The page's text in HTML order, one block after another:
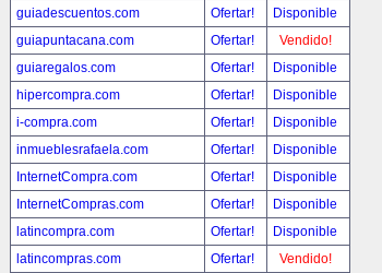
guiadescuentos.com
Ofertar!
Disponible
guiapuntacana.com
Ofertar!
Vendido!
guiaregalos.com
Ofertar!
Disponible
hipercompra.com
Ofertar!
Disponible
i-compra.com
Ofertar!
Disponible
inmueblesrafaela.com
Ofertar!
Disponible
InternetCompra.com
Ofertar!
Disponible
InternetCompras.com
Ofertar!
Disponible
latincompra.com
Ofertar!
Disponible
latincompras.com
Ofertar!
Vendido!